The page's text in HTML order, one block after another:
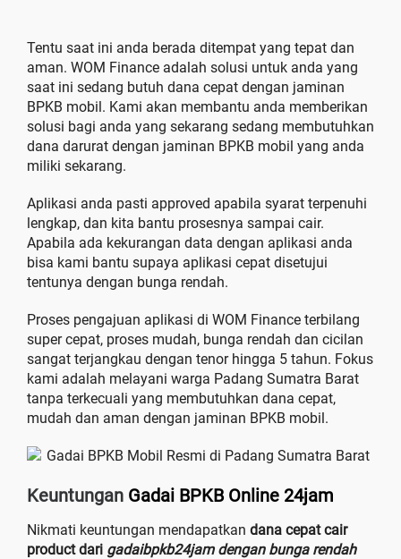
Tentu saat ini anda berada ditempat yang tepat dan
aman. WOM Finance adalah solusi untuk anda yang
saat ini sedang butuh dana cepat dengan jaminan
BPKB mobil. Kami akan membantu anda memberikan
solusi bagi anda yang sekarang sedang membutuhkan
dana darurat dengan jaminan BPKB mobil yang anda
miliki sekarang.
Aplikasi anda pasti approved apabila syarat terpenuhi
lengkap, dan kita bantu prosesnya sampai cair.
Apabila ada kekurangan data dengan aplikasi anda
bisa kami bantu supaya aplikasi cepat disetujui
tentunya dengan bunga rendah.
Proses pengajuan aplikasi di WOM Finance terbilang
super cepat, proses mudah, bunga rendah dan cicilan
sangat terjangkau dengan tenor hingga 5 tahun. Fokus
kami adalah melayani warga Padang Sumatra Barat
tanpa terkecuali yang membutuhkan dana cepat,
mudah dan aman dengan jaminan BPKB mobil.
Keuntungan Gadai BPKB Online 24jam
Nikmati keuntungan mendapatkan dana cepat cair
product dari gadaibpkb24jam dengan bunga rendah